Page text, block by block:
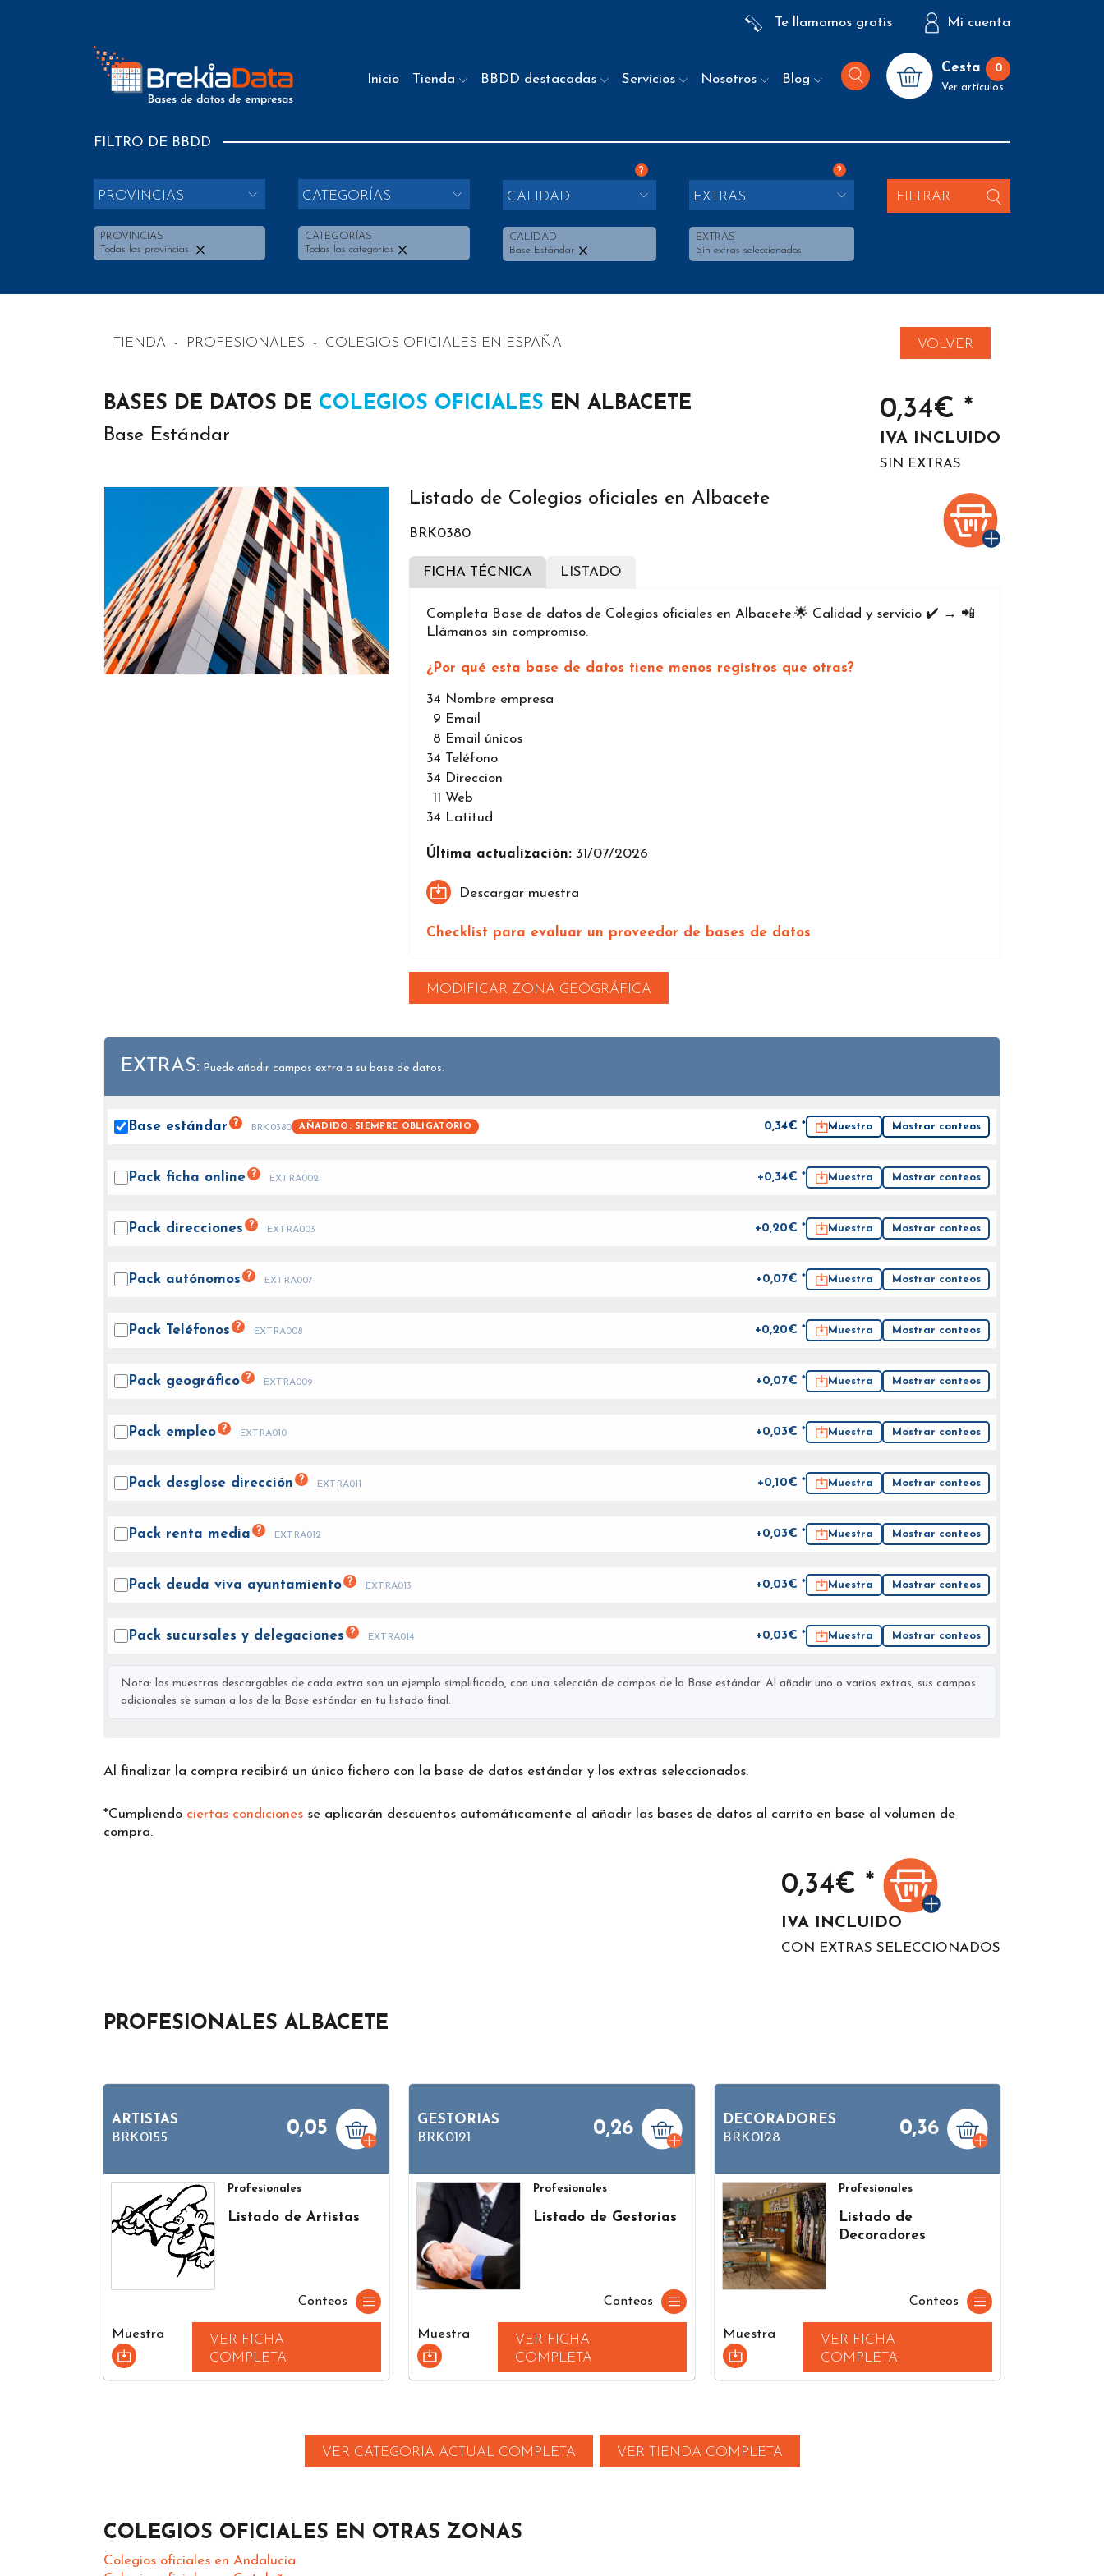
Te llamamos gratis Mi cuenta
Inicio Tienda BBDD destacadas Servicios Nosotros Blog
Cesta 0
Ver artículos
FILTRO DE BBDD
PROVINCIAS
PROVINCIAS
Todas las provincias
CATEGORÍAS
CATEGORÍAS
Todas las categorías
?
CALIDAD
CALIDAD
Base Estándar
?
EXTRAS
EXTRAS
Sin extras seleccionados
FILTRAR
TIENDA - PROFESIONALES - COLEGIOS OFICIALES EN ESPAÑA VOLVER
BASES DE DATOS DE COLEGIOS OFICIALES EN ALBACETE
Base Estándar
0,34€ *
IVA INCLUIDO
SIN EXTRAS
Listado de Colegios oficiales en Albacete
BRK0380
FICHA TÉCNICA LISTADO
Completa Base de datos de Colegios oficiales en Albacete.🌟 Calidad y servicio ✔️ → 📲
Llámanos sin compromiso.
¿Por qué esta base de datos tiene menos registros que otras?
34 Nombre empresa
9 Email
8 Email únicos
34 Teléfono
34 Direccion
11 Web
34 Latitud
Última actualización: 31/07/2026
Descargar muestra
Checklist para evaluar un proveedor de bases de datos
MODIFICAR ZONA GEOGRÁFICA
EXTRAS: Puede añadir campos extra a su base de datos.
Base estándar ? BRK0380 AÑADIDO: SIEMPRE OBLIGATORIO 0,34€ * Muestra Mostrar conteos
Pack ficha online ? EXTRA002 +0,34€ * Muestra Mostrar conteos
Pack direcciones ? EXTRA003 +0,20€ * Muestra Mostrar conteos
Pack autónomos ? EXTRA007 +0,07€ * Muestra Mostrar conteos
Pack Teléfonos ? EXTRA008 +0,20€ * Muestra Mostrar conteos
Pack geográfico ? EXTRA009 +0,07€ * Muestra Mostrar conteos
Pack empleo ? EXTRA010 +0,03€ * Muestra Mostrar conteos
Pack desglose dirección ? EXTRA011 +0,10€ * Muestra Mostrar conteos
Pack renta media ? EXTRA012 +0,03€ * Muestra Mostrar conteos
Pack deuda viva ayuntamiento ? EXTRA013 +0,03€ * Muestra Mostrar conteos
Pack sucursales y delegaciones ? EXTRA014 +0,03€ * Muestra Mostrar conteos
Nota: las muestras descargables de cada extra son un ejemplo simplificado, con una selección de campos de la Base estándar. Al añadir uno o varios extras, sus campos
adicionales se suman a los de la Base estándar en tu listado final.
Al finalizar la compra recibirá un único fichero con la base de datos estándar y los extras seleccionados.
*Cumpliendo ciertas condiciones se aplicarán descuentos automáticamente al añadir las bases de datos al carrito en base al volumen de
compra.
0,34€ *
IVA INCLUIDO
CON EXTRAS SELECCIONADOS
PROFESIONALES ALBACETE
ARTISTAS
BRK0155
0,05
Profesionales
Listado de Artistas
Conteos
Muestra
VER FICHA
COMPLETA
GESTORIAS
BRK0121
0,26
Profesionales
Listado de Gestorias
Conteos
Muestra
VER FICHA
COMPLETA
DECORADORES
BRK0128
0,36
Profesionales
Listado de
Decoradores
Conteos
Muestra
VER FICHA
COMPLETA
VER CATEGORIA ACTUAL COMPLETA VER TIENDA COMPLETA
COLEGIOS OFICIALES EN OTRAS ZONAS
Colegios oficiales en Andalucia